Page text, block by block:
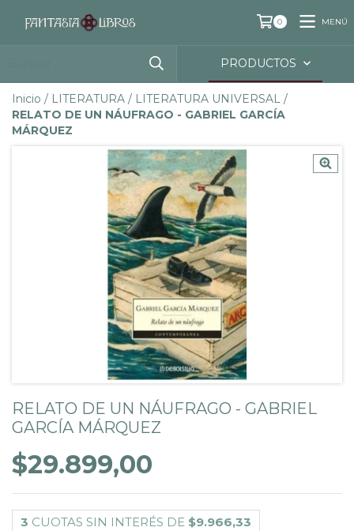
0 MENÚ
PRODUCTOS
Inicio / LITERATURA / LITERATURA UNIVERSAL /
RELATO DE UN NÁUFRAGO - GABRIEL GARCÍA
MÁRQUEZ
RELATO DE UN NÁUFRAGO - GABRIEL
GARCÍA MÁRQUEZ
$29.899,00
3 CUOTAS SIN INTERÉS DE $9.966,33